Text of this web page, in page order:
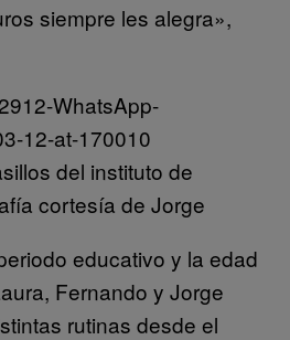
siempre les alegra»,
del instituto de
cortesía de Jorge
educativo y la edad
Fernando y Jorge
rutinas desde el